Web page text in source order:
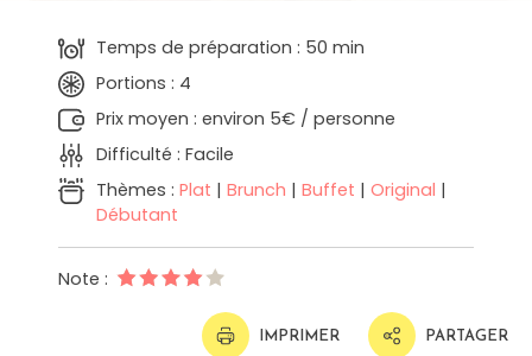
Temps de préparation : 50 min
Portions : 4
Prix moyen : environ 5€ / personne
Difficulté : Facile
Thèmes : Plat | Brunch | Buffet | Original |
Débutant
Note :
IMPRIMER PARTAGER